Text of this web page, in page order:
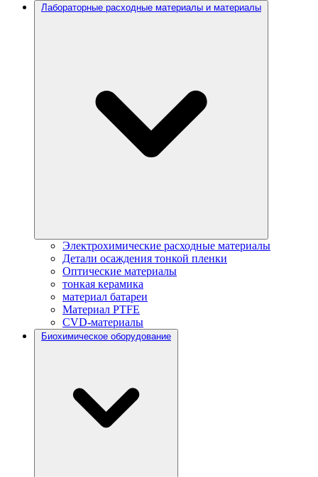
Лабораторные расходные материалы и материалы
Электрохимические расходные материалы
Детали осаждения тонкой пленки
Оптические материалы
тонкая керамика
материал батареи
Материал PTFE
CVD-материалы
Биохимическое оборудование